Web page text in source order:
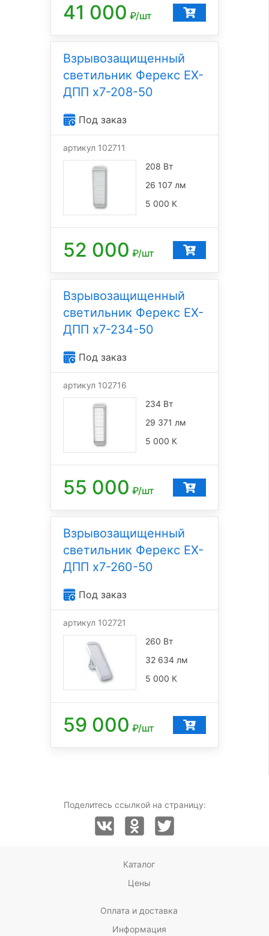
41 000 ₽/шт
Взрывозащищенный
светильник Ферекс EX-
ДПП x7-208-50
Под заказ
артикул 102711
208 Вт
26 107 лм
5 000 К
52 000 ₽/шт
Взрывозащищенный
светильник Ферекс EX-
ДПП x7-234-50
Под заказ
артикул 102716
234 Вт
29 371 лм
5 000 К
55 000 ₽/шт
Взрывозащищенный
светильник Ферекс EX-
ДПП x7-260-50
Под заказ
артикул 102721
260 Вт
32 634 лм
5 000 К
59 000 ₽/шт
Поделитесь ссылкой на страницу:
Каталог
Цены
Оплата и доставка
Информация